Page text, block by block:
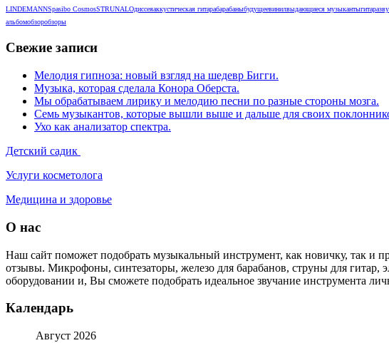
LINDEMANNSpasibo CosmosSTRUNALОдиссеяаккустическая гитарабарабаныбудущеевинилвыдающиеся музыкантыгитара
альбомобзоробзоры
Свежие записи
Мелодия гипноза: новый взгляд на шедевр Бигги.
Музыка, которая сделала Конора Оберста.
Мы обрабатываем лирику и мелодию песни по разные стороны мозга.
Семь музыкантов, которые вышли выше и дальше для своих
Ухо как анализатор спектра.
Детский садик
Услуги косметолога
Медицина и здоровье
О нас
Наш сайт поможет подобрать музыкальный инструмент, как новичку, так и
отзывы. Микрофоны, синтезаторы, железо для барабанов, струны для
оборудовании и, Вы сможете подобрать идеальное звучание инструмента
Календарь
Август 2026